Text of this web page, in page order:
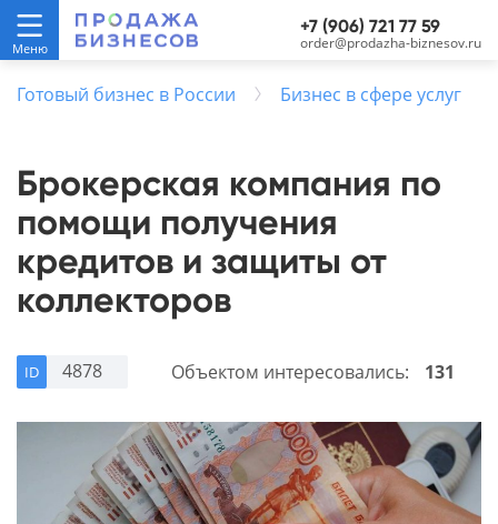
+7 (906) 721 77 59
order@prodazha-biznesov.ru
Готовый бизнес в России Бизнес в сфере услуг
Брокерская компания по
помощи получения
кредитов и защиты от
коллекторов
ID 4878 Объектом интересовались: 131